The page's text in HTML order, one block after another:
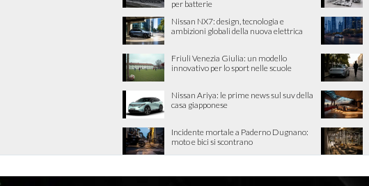
per batterie
Nissan NX7: design, tecnologia e
ambizioni globali della nuova elettrica
Friuli Venezia Giulia: un modello
innovativo per lo sport nelle scuole
Nissan Ariya: le prime news sul suv della
casa giapponese
Incidente mortale a Paderno Dugnano:
moto e bici si scontrano